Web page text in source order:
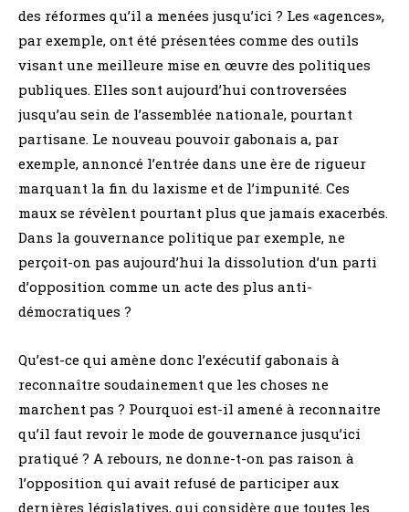
des réformes qu’il a menées jusqu’ici ? Les «agences»,
par exemple, ont été présentées comme des outils
visant une meilleure mise en œuvre des politiques
publiques. Elles sont aujourd’hui controversées
jusqu’au sein de l’assemblée nationale, pourtant
partisane. Le nouveau pouvoir gabonais a, par
exemple, annoncé l’entrée dans une ère de rigueur
marquant la fin du laxisme et de l’impunité. Ces
maux se révèlent pourtant plus que jamais exacerbés.
Dans la gouvernance politique par exemple, ne
perçoit-on pas aujourd’hui la dissolution d’un parti
d’opposition comme un acte des plus anti-
démocratiques ?
Qu’est-ce qui amène donc l’exécutif gabonais à
reconnaître soudainement que les choses ne
marchent pas ? Pourquoi est-il amené à reconnaitre
qu’il faut revoir le mode de gouvernance jusqu’ici
pratiqué ? A rebours, ne donne-t-on pas raison à
l’opposition qui avait refusé de participer aux
dernières législatives, qui considère que toutes les